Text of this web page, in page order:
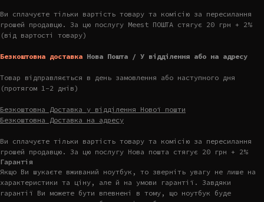
Ви сплачуєте тільки вартість товару та комісію за пересилання
грошей продавцю. За цю послугу Meest ПОШТА стягує 20 грн + 2%
(від вартості товару)
Безкоштовна доставка Нова Пошта / У відділення або на адресу
Товар відправляється в день замовлення або наступного дня
(протягом 1-2 днів)
Безкоштовна Доставка у відділення Нової пошти
Безкоштовна Доставка на адресу
Ви сплачуєте тільки вартість товару та комісію за пересилання
грошей продавцю. За цю послугу Нова пошта стягує 20 грн + 2%
Гарантія
Якщо Ви шукаєте вживаний ноутбук, то зверніть увагу не лише на
характеристики та ціну, але й на умови гарантії. Завдяки
гарантії Ви можете бути впевнені в тому, що ноутбук буде